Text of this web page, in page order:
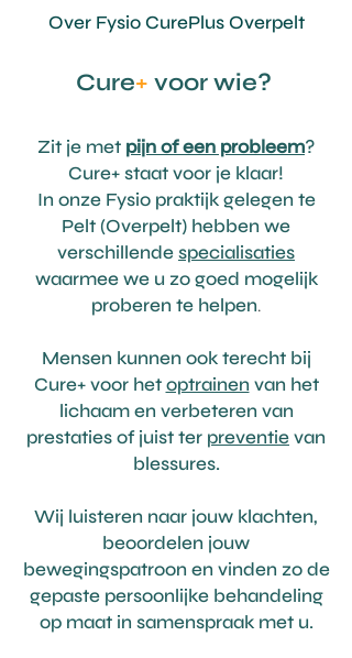
Over Fysio CurePlus Overpelt
Cure+ voor wie?
Zit je met pijn of een probleem?
Cure+ staat voor je klaar!
In onze Fysio praktijk gelegen te
Pelt (Overpelt) hebben we
verschillendespecialisaties
waarmee we u zo goed mogelijk
proberen te helpen.
Mensen kunnen ook terecht bij
Cure+ voor hetoptrainen van het
lichaam en verbeteren van
prestaties of juist ter preventievan
blessures.
Wij luisteren naar jouw klachten,
beoordelen jouw
bewegingspatroon en vinden zo de
gepaste persoonlijke behandeling
op maat in samenspraak met u.